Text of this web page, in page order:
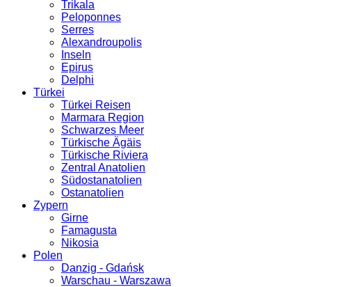
Trikala
Peloponnes
Serres
Alexandroupolis
Inseln
Epirus
Delphi
Türkei
Türkei Reisen
Marmara Region
Schwarzes Meer
Türkische Ägäis
Türkische Riviera
Zentral Anatolien
Südostanatolien
Ostanatolien
Zypern
Girne
Famagusta
Nikosia
Polen
Danzig - Gdańsk
Warschau - Warszawa